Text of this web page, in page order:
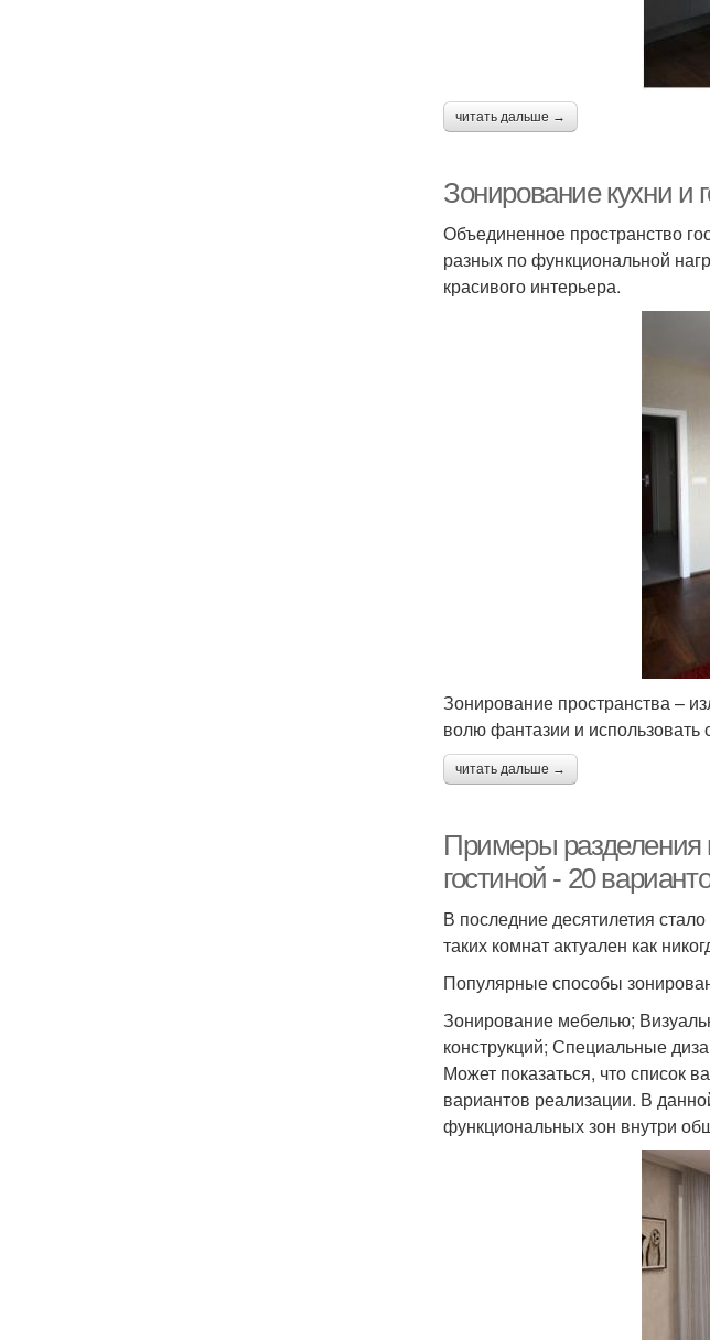
читать дальше →
Зонирование кухни и
Объединенное пространство
разных по функциональной
красивого интерьера.
Зонирование пространства –
волю фантазии и
читать дальше →
Примеры разделения
гостиной - 20
В последние десятилетия
таких комнат актуален как
Популярные способы
Зонирование мебелью;
конструкций; Специальные
Может показаться, что список
вариантов реализации. В
функциональных зон внутри